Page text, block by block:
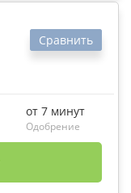
Сравнить
от 7 минут
Одобрение